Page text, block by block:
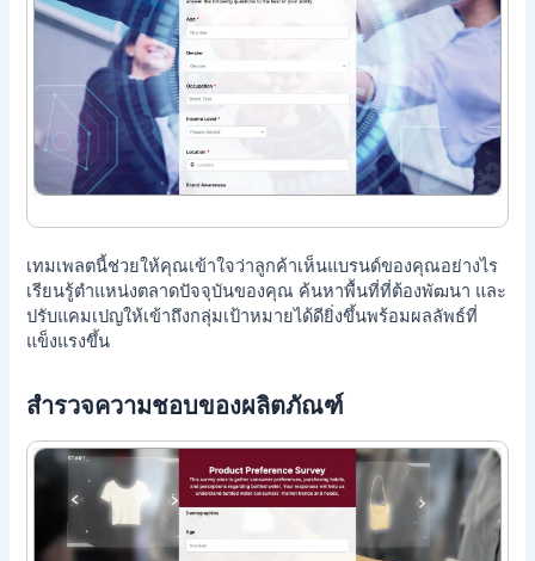
เทมเพลตนี้ช่วยให้คุณเข้าใจว่าลูกค้าเห็นแบรนด์ของคุณอย่างไร
เรียนรู้ตำแหน่งตลาดปัจจุบันของคุณ ค้นหาพื้นที่ที่ต้องพัฒนา และ
ปรับแคมเปญให้เข้าถึงกลุ่มเป้าหมายได้ดียิ่งขึ้นพร้อมผลลัพธ์ที่
แข็งแรงขึ้น
สำรวจความชอบของผลิตภัณฑ์